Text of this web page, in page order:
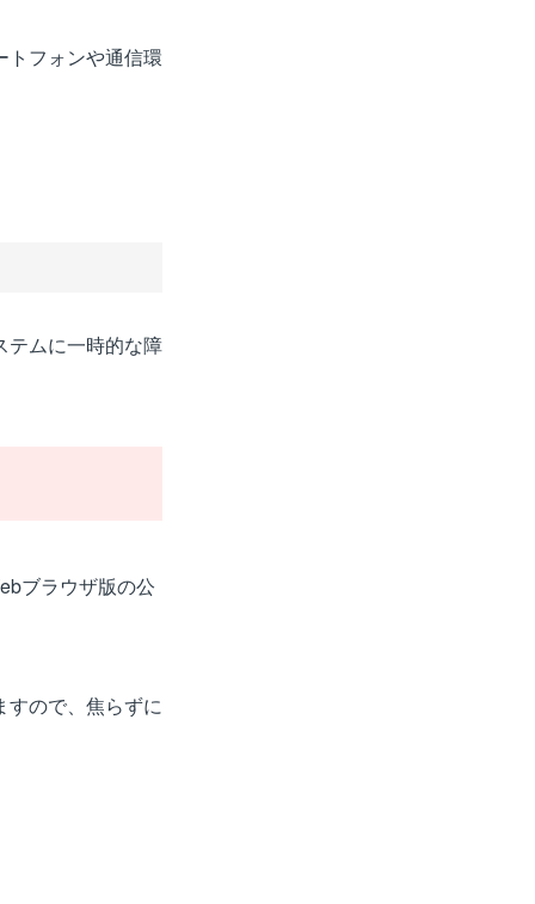
トフォンや通信環
テムに一時的な障
ブラウザ版の公
すので、焦らずに